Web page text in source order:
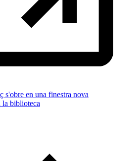
s'obre en una finestra nova
la biblioteca